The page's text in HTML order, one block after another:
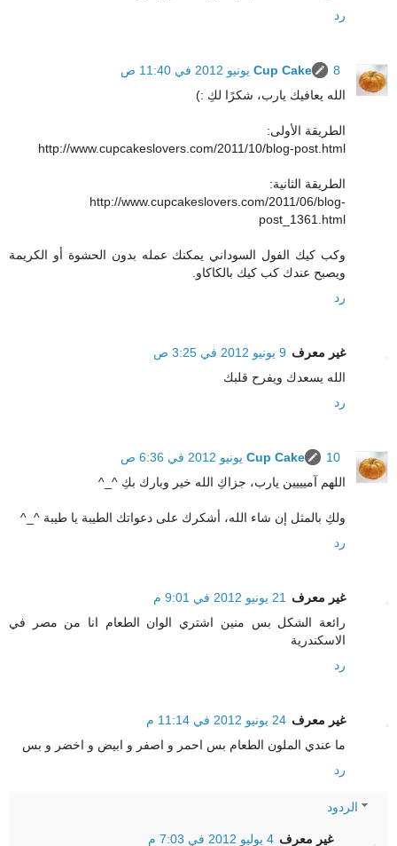
رد
Cup Cake
8 يونيو 2012 في 11:40 ص
الله يعافيك يارب، شكرًا لكِ :)
الطريقة الأولى:
http://www.cupcakeslovers.com/2011/10/blog-post.html
الطريقة الثانية:
http://www.cupcakeslovers.com/2011/06/blog-
post_1361.html
وكب كيك الفول السوداني يمكنك عمله بدون الحشوة أو الكريمة
ويصبح عندك كب كيك بالكاكاو.
رد
غير معرف 9 يونيو 2012 في 3:25 ص
الله يسعدك ويفرح قلبك
رد
Cup Cake
10 يونيو 2012 في 6:36 ص
اللهم آميييين يارب، جزاكِ الله خير وبارك بكِ ^_^
ولكِ بالمثل إن شاء الله، أشكرك على دعواتك الطيبة يا طيبة ^_^
رد
غير معرف 21 يونيو 2012 في 9:01 م
رائعة الشكل بس منين اشتري الوان الطعام انا من مصر في
الاسكندرية
رد
غير معرف 24 يونيو 2012 في 11:14 م
ما عندي الملون الطعام بس احمر و اصفر و ابيض و اخضر و بس
رد
الردود
غير معرف 4 يوليو 2012 في 7:03 م